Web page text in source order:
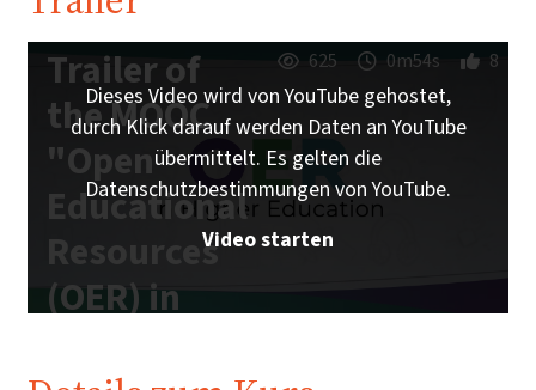
Trailer of
the MOOC
"Open
Educational
Resources
(OER) in
625 0m54s 8
Dieses Video wird von YouTube gehostet,
durch Klick darauf werden Daten an YouTube
übermittelt. Es gelten die
Datenschutzbestimmungen von YouTube.
Video starten